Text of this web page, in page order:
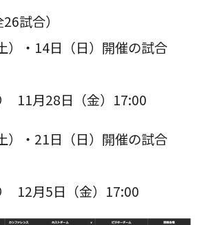
試合）
・14日（日）開催の試合
11月28日（金）17:00
・21日（日）開催の試合
12月5日（金）17:00